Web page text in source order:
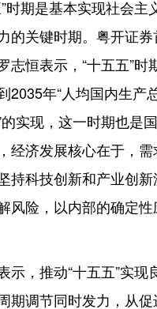
期是基本实现社会主
的关键时期。粤开证券
志恒表示，“十五五”时
2035年“人均国内生产
的实现，这一时期也是
经济发展核心在于，
持科技创新和产业创
风险，以内部的确定
，推动“十五五”实现
期调节同时发力，从